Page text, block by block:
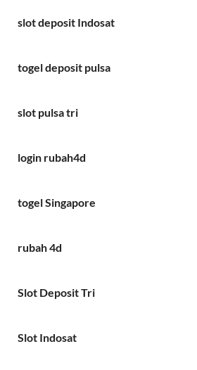
slot deposit Indosat
togel deposit pulsa
slot pulsa tri
login rubah4d
togel Singapore
rubah 4d
Slot Deposit Tri
Slot Indosat